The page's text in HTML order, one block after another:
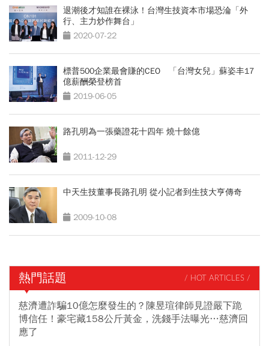
退潮後才知誰在裸泳！台灣生技資本市場恐淪「外
行、主力炒作舞台」
2020-07-22
標普500企業最會賺的CEO 「台灣女兒」蘇姿丰17
億薪酬榮登榜首
2019-06-05
路孔明為一張藥證花十四年 燒十餘億
2011-12-29
中天生技董事長路孔明 從小記者到生技大亨傳奇
2009-10-08
熱門話題 / HOT ARTICLES /
慈濟遭詐騙10億怎麼發生的？陳昱瑄律師見證嚴下跪
博信任！豪宅藏158公斤黃金，洗錢手法曝光…慈濟回
應了